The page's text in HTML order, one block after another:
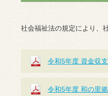
社会福祉法の規定により、
令和5年度 資金収
令和5年度 和の里